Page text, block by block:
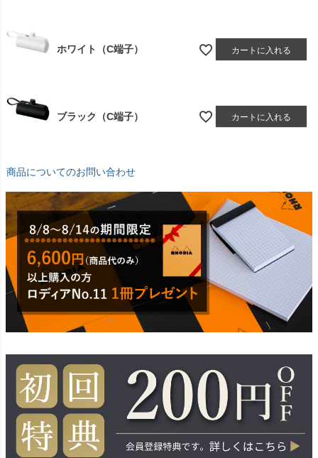
ホワイト（C端子） カートに入れる
ブラック（C端子） カートに入れる
商品についてのお問い合わせ